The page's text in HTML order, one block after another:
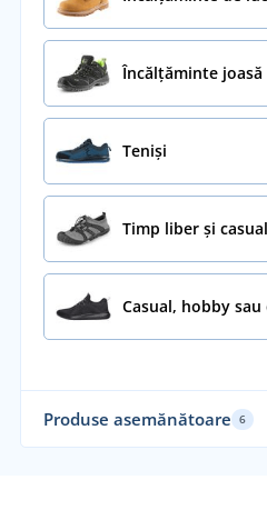
Încălțăminte joasă
Teniși
Timp liber și casual
Casual, hobby sau
Produse asemănătoare 6